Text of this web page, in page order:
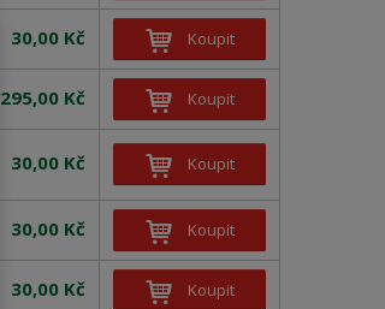
30,00 Kč Koupit
295,00 Kč Koupit
30,00 Kč Koupit
30,00 Kč Koupit
30,00 Kč Koupit